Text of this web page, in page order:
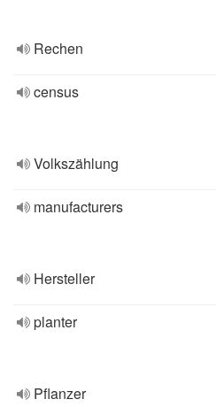
Rechen
census
Volkszählung
manufacturers
Hersteller
planter
Pflanzer